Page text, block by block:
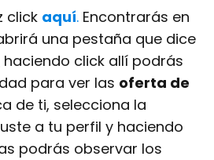
click aquí. Encontrarás en
una pestaña que dice
click allí podrás
para ver las oferta de
de ti, selecciona la
a tu perfil y haciendo
podrás observar los